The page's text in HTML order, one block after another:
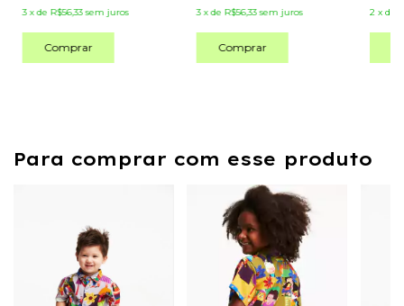
3 xde R$56,33 sem juros
Comprar
3 xde R$56,33 sem juros
Comprar
2 x de
Para comprar com esse produto